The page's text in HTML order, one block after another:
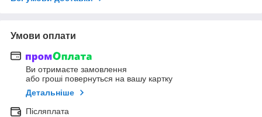
Умови оплати
Ви отримаєте замовлення
або гроші повернуться на вашу картку
Детальніше
Післяплата